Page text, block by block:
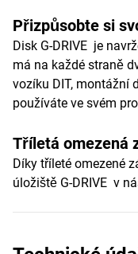
Přizpůsobte si
Disk G-DRIVE je
má na každé straně
vozíku DIT, montážní
používáte ve svém
Tříletá omezená
Díky tříleté omezené
úložiště G-DRIVE v